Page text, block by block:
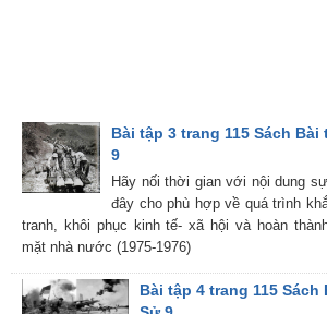
Bài tập 3 trang 115 Sách
9
Hãy nối thời gian với nội dung
đây cho phù hợp về quá trình
tranh, khôi phục kinh tế- xã hội và hoàn
mặt nhà nước (1975-1976)
Bài tập 4 trang 115 Sách